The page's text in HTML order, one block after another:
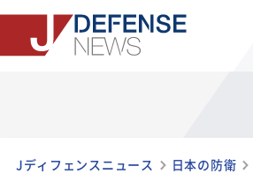
Jディフェンスニュース 日本の防衛